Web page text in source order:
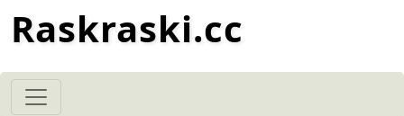
Raskraski.cc